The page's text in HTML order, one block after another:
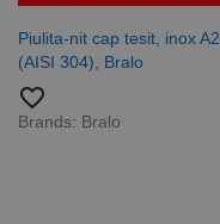
Piulita-nit cap tesit, inox A2
(AISI 304), Bralo
favorite_border
Brands: Bralo